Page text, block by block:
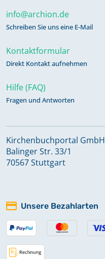
info@archion.de
Schreiben Sie uns eine E-Mail
Kontaktformular
Direkt Kontakt aufnehmen
Hilfe (FAQ)
Fragen und Antworten
Kirchenbuchportal GmbH
Balinger Str. 33/1
70567 Stuttgart
Unsere Bezahlarten